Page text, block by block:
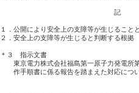
記
１．公開により安全上の支障等が生じること
２．安全上の支障等が生じると判断する根拠
＊３　指示文書
東京電力株式会社福島第一原子力発電所
作手順書に係る報告を踏まえた対応につ
（平成23・09・